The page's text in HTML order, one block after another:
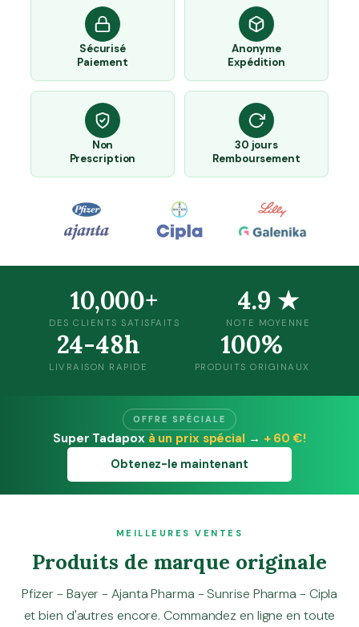
Sécurisé
Paiement
Anonyme
Expédition
Non
Prescription
30 jours
Remboursement
10,000+
DES CLIENTS SATISFAITS
4.9 ★
NOTE MOYENNE
24-48h
LIVRAISON RAPIDE
100%
PRODUITS ORIGINAUX
OFFRE SPÉCIALE
Super Tadapox à un prix spécial → + 60 €!
Obtenez-le maintenant
MEILLEURES VENTES
Produits de marque originale
Pfizer - Bayer - Ajanta Pharma - Sunrise Pharma - Cipla
et bien d'autres encore. Commandez en ligne en toute